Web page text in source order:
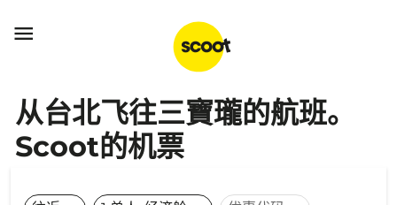

从台北飞往三寶瓏的航班。
Scoot的机票